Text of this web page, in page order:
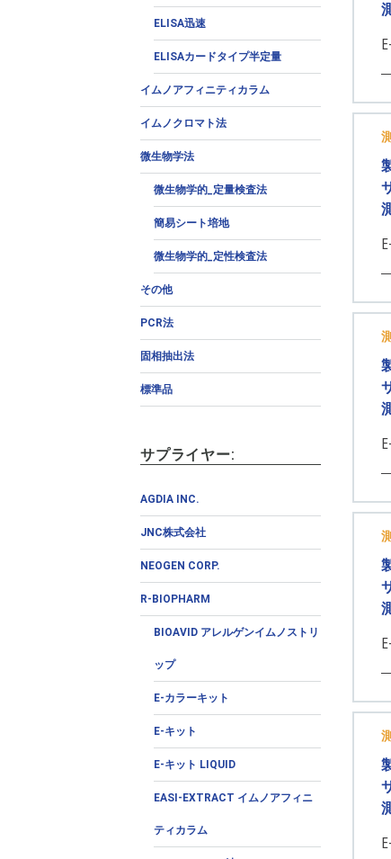
ELISA迅速
ELISAカードタイプ半定量
イムノアフィニティカラム
イムノクロマト法
微生物学法
微生物学的_定量検査法
簡易シート培地
微生物学的_定性検査法
その他
PCR法
固相抽出法
標準品
サプライヤー:
AGDIA INC.
JNC株式会社
NEOGEN CORP.
R-BIOPHARM
BIOAVID アレルゲンイムノストリ
ップ
E-カラーキット
E-キット
E-キット LIQUID
EASI-EXTRACT イムノアフィニ
ティカラム